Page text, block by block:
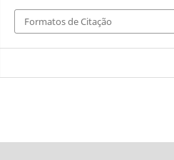
Formatos de Citação